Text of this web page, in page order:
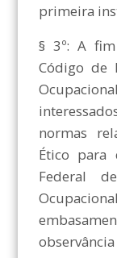
primeira
§ 3º: A
Código de
normas
Ético para
Federal